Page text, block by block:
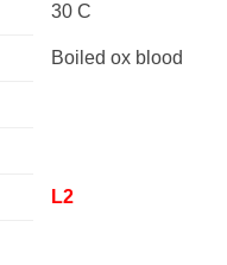
30 C
Boiled ox blood
L2